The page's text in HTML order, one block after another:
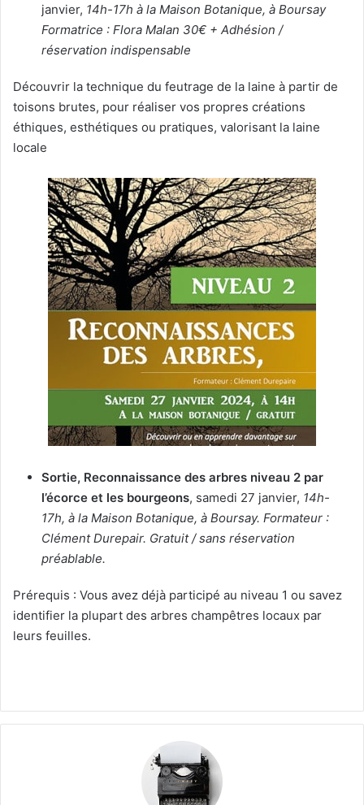
janvier, 14h-17h à la Maison Botanique, à Boursay
Formatrice : Flora Malan 30€ + Adhésion /
réservation indispensable
Découvrir la technique du feutrage de la laine à partir de
toisons brutes, pour réaliser vos propres créations
éthiques, esthétiques ou pratiques, valorisant la laine
locale
Sortie, Reconnaissance des arbres niveau 2 par
l’écorce et les bourgeons, samedi 27 janvier, 14h-
17h, à la Maison Botanique, à Boursay. Formateur :
Clément Durepair. Gratuit / sans réservation
préablable.
Prérequis : Vous avez déjà participé au niveau 1 ou savez
identifier la plupart des arbres champêtres locaux par
leurs feuilles.